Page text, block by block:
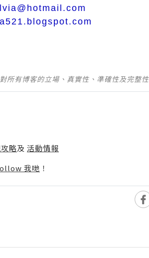
有博客的立場、真實性、準確性及完整
略及 活動情報
我哋 ！